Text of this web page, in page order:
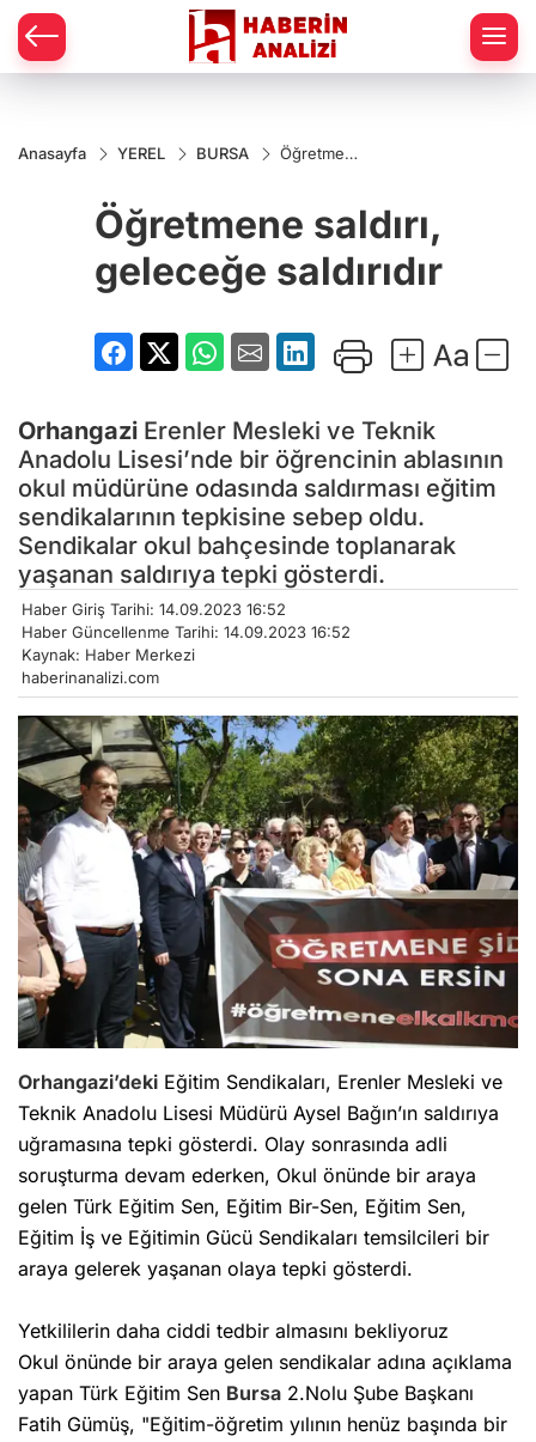
Anasayfa YEREL BURSA
Öğretmene
Öğretmene saldırı,
geleceğe saldırıdır
Orhangazi Erenler Mesleki ve Teknik
Anadolu Lisesi’nde bir öğrencinin ablasının
okul müdürüne odasında saldırması eğitim
sendikalarının tepkisine sebep oldu.
Sendikalar okul bahçesinde toplanarak
yaşanan saldırıya tepki gösterdi.
Haber Giriş Tarihi: 14.09.2023 16:52
Haber Güncellenme Tarihi: 14.09.2023 16:52
Kaynak: Haber Merkezi
haberinanalizi.com
Orhangazi’deki Eğitim Sendikaları, Erenler Mesleki ve
Teknik Anadolu Lisesi Müdürü Aysel Bağın’ın saldırıya
uğramasına tepki gösterdi. Olay sonrasında adli
soruşturma devam ederken, Okul önünde bir araya
gelen Türk Eğitim Sen, Eğitim Bir-Sen, Eğitim Sen,
Eğitim İş ve Eğitimin Gücü Sendikaları temsilcileri bir
araya gelerek yaşanan olaya tepki gösterdi.
Yetkililerin daha ciddi tedbir almasını bekliyoruz
Okul önünde bir araya gelen sendikalar adına açıklama
yapan Türk Eğitim Sen Bursa 2.Nolu Şube Başkanı
Fatih Gümüş, "Eğitim-öğretim yılının henüz başında bir